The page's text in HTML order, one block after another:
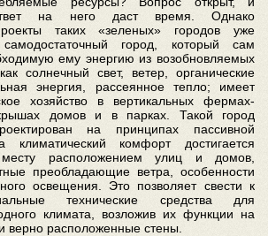
на него даст время. Однако
таких «зеленых» городов уже
город, который сам
ему энергию из возобновляемых
солнечный свет, ветер, органические
энергия, рассеянное тепло; имеет
хозяйство в вертикальных фермах-
домов и в парках. Такой город
на принципах пассивной
климатический комфорт достигается
месту расположением улиц и домов,
преобладающие ветра, особенности
освещения. Это позволяет свести к
технические средства для
климата, возложив их функции на
верно расположенные стены.